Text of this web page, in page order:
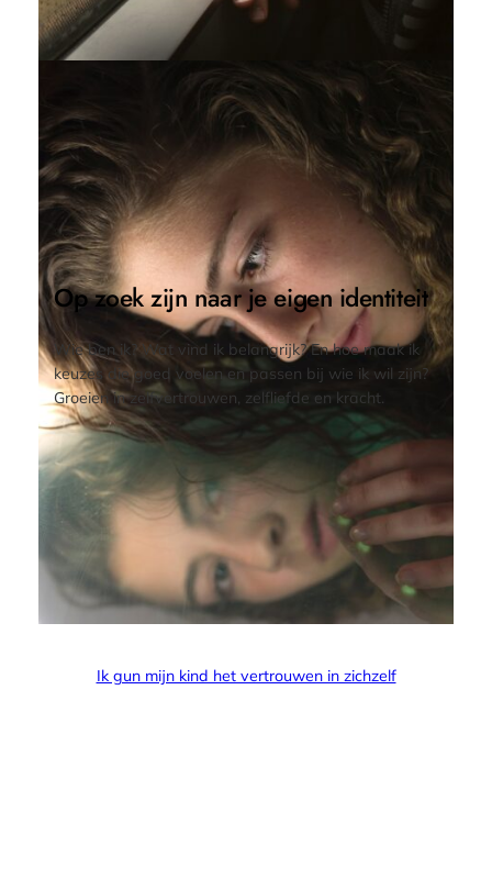
Op zoek zijn naar je eigen identiteit
Wie ben ik? Wat vind ik belangrijk? En hoe maak ik
keuzes die goed voelen en passen bij wie ik wil zijn?
Groeien in zelfvertrouwen, zelfliefde en kracht.
Ik gun mijn kind het vertrouwen in zichzelf